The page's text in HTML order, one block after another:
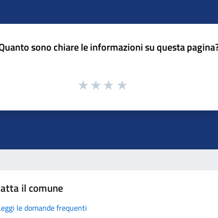
sono chiare le informazioni su questa
il comune
le domande frequenti